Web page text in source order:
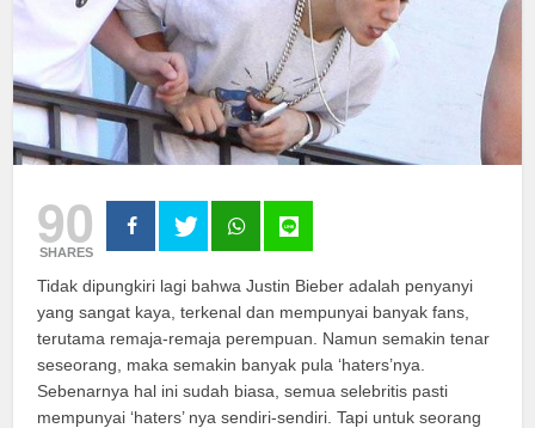
90
SHARES
Tidak dipungkiri lagi bahwa Justin Bieber adalah penyanyi
yang sangat kaya, terkenal dan mempunyai banyak fans,
terutama remaja-remaja perempuan. Namun semakin tenar
seseorang, maka semakin banyak pula ‘haters’nya.
Sebenarnya hal ini sudah biasa, semua selebritis pasti
mempunyai ‘haters’ nya sendiri-sendiri. Tapi untuk seorang